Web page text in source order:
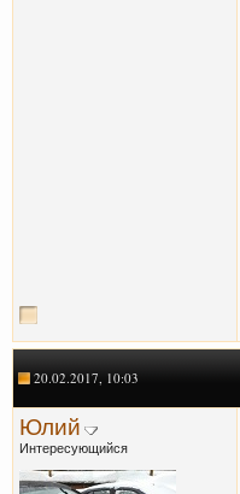
20.02.2017, 10:03
Юлий
Интересующийся